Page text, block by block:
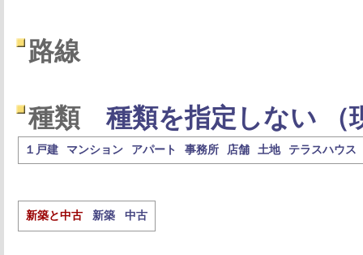
路線
種類 種類を指定しない （
１戸建 マンション アパート 事務所 店舗 土地 テラスハウス
新築と中古 新築 中古